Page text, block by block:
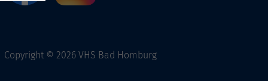
Copyright © 2026 VHS Bad Homburg